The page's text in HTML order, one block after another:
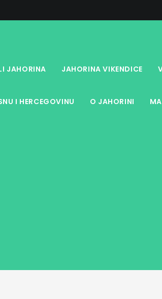
JAHORINA JAHORINA VIKENDICE
I HERCEGOVINU O JAHORINI